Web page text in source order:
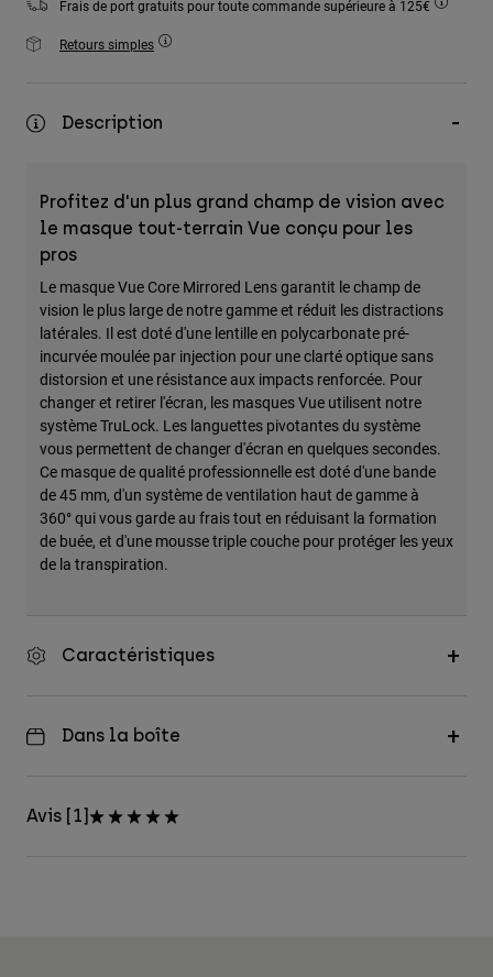
Accessoires
Chapeaux et Casquettes
Frais de port gratuits pour toute commande supérieure à 125€
Retours simples
Description
Profitez d'un plus grand champ de vision avec
le masque tout-terrain Vue conçu pour les
pros
Le masque Vue Core Mirrored Lens garantit le champ de
vision le plus large de notre gamme et réduit les distractions
latérales. Il est doté d'une lentille en polycarbonate pré-
incurvée moulée par injection pour une clarté optique sans
distorsion et une résistance aux impacts renforcée. Pour
changer et retirer l'écran, les masques Vue utilisent notre
système TruLock. Les languettes pivotantes du système
vous permettent de changer d'écran en quelques secondes.
Ce masque de qualité professionnelle est doté d'une bande
de 45 mm, d'un système de ventilation haut de gamme à
360° qui vous garde au frais tout en réduisant la formation
de buée, et d'une mousse triple couche pour protéger les yeux
de la transpiration.
Caractéristiques
Dans la boîte
Avis [1]